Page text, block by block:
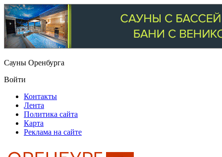
Сауны Оренбурга
Войти
Контакты
Лента
Политика сайта
Карта
Реклама на сайте